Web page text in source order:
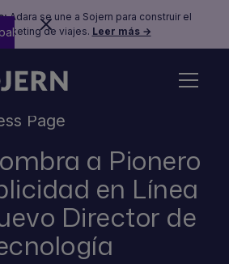
Adara se une a Sojern para construir el
de viajes. Leer más →
Page
a Pionero
en Línea
Director de